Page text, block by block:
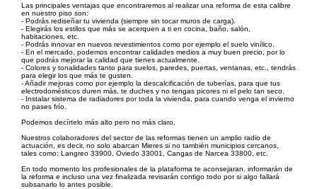
Las principales ventajas que encontraremos al realizar una reforma de esta calibre
en nuestro piso son:
- Podrás rediseñar tu vivienda (siempre sin tocar muros de carga).
- Elegirás los estilos que más se acerquen a ti en cocina, baño, salón,
habitaciones, etc.
- Podrás innovar en nuevos revestimientos como por ejemplo el suelo vinílico.
- En el mercado, podemos encontrar calidades medios a muy buen precio, por lo
que podrás mejorar la calidad que tienes actualmente.
- Colores y tonalidades tanto para suelos, paredes, puertas, ventanas, etc., tendrás
para elegir los que más te gusten.
- Añadir mejoras como por ejemplo la descalcificación de tuberías, para que tus
electrodomésticos duren más, te duches y no tengas picores ni el pelo tan seco.
- Instalar sistema de radiadores por toda la vivienda, para cuando venga el invierno
no pases frío.
Podemos decírtelo más alto pero no más claro.
Nuestros colaboradores del sector de las reformas tienen un amplio radio de
actuación, es decir, no solo abarcan Mieres si no también municipios cercanos,
tales como: Langreo 33900, Oviedo 33001, Cangas de Narcea 33800, etc.
En todo momento los profesionales de la plataforma te aconsejaran, informarán de
la reforma e incluso una vez finalizada revisarán contigo todo por si algo fallará
subsanarlo lo antes posible.